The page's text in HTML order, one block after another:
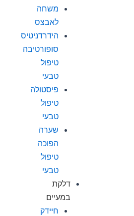
משחה
לאבצס
הידרדניטיס
סופורטיבה
טיפול
טבעי
פיסטולה
טיפול
טבעי
שערה
הפוכה
טיפול
טבעי
דלקת
במעיים
חיידק